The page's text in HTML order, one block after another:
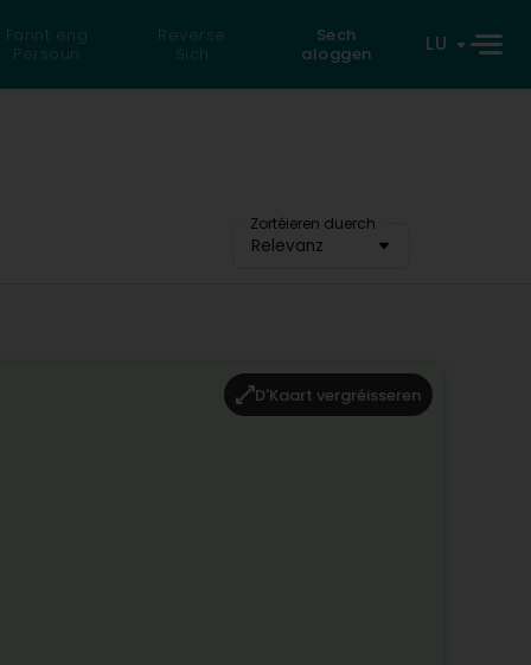
Fannt eng
Persoun
Reverse
Sich
Sech
aloggen
LU
Zortéieren duerch
Relevanz
D'Kaart vergréisseren